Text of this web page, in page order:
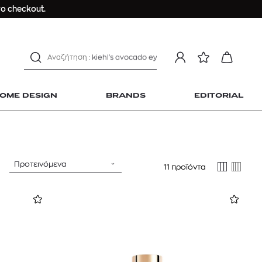
checkout.
DESIGN BRANDS EDITORIAL
kiehl's avocado eye
Longchamp Le Pliage
Προτεινόμενα 11 προϊόντα